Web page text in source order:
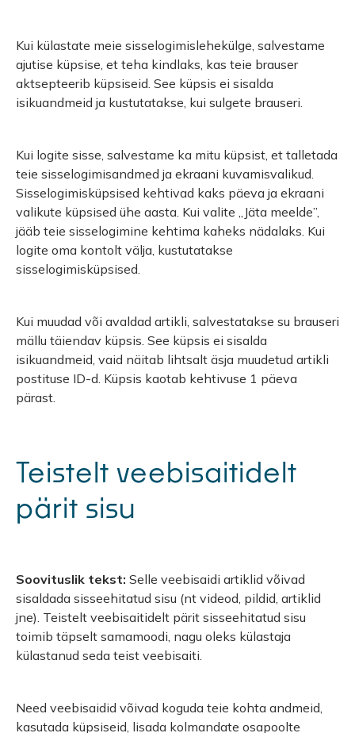
Kui külastate meie sisselogimislehekülge, salvestame
ajutise küpsise, et teha kindlaks, kas teie brauser
aktsepteerib küpsiseid. See küpsis ei sisalda
isikuandmeid ja kustutatakse, kui sulgete brauseri.
Kui logite sisse, salvestame ka mitu küpsist, et talletada
teie sisselogimisandmed ja ekraani kuvamisvalikud.
Sisselogimisküpsised kehtivad kaks päeva ja ekraani
valikute küpsised ühe aasta. Kui valite „Jäta meelde”,
jääb teie sisselogimine kehtima kaheks nädalaks. Kui
logite oma kontolt välja, kustutatakse
sisselogimisküpsised.
Kui muudad või avaldad artikli, salvestatakse su brauseri
mällu täiendav küpsis. See küpsis ei sisalda
isikuandmeid, vaid näitab lihtsalt äsja muudetud artikli
postituse ID-d. Küpsis kaotab kehtivuse 1 päeva
pärast.
Teistelt veebisaitidelt
pärit sisu
Soovituslik tekst: Selle veebisaidi artiklid võivad
sisaldada sisseehitatud sisu (nt videod, pildid, artiklid
jne). Teistelt veebisaitidelt pärit sisseehitatud sisu
toimib täpselt samamoodi, nagu oleks külastaja
külastanud seda teist veebisaiti.
Need veebisaidid võivad koguda teie kohta andmeid,
kasutada küpsiseid, lisada kolmandate osapoolte